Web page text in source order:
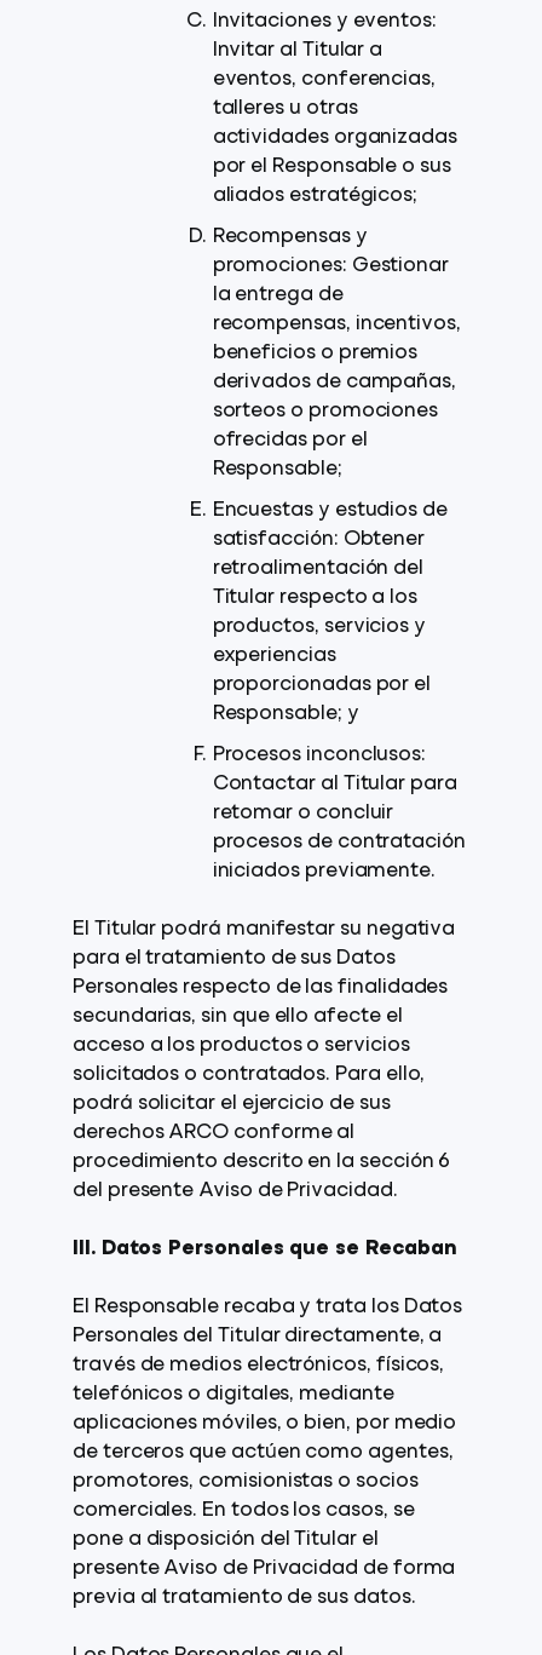
Invitaciones y eventos:
Invitar al Titular a
eventos, conferencias,
talleres u otras
actividades organizadas
por el Responsable o sus
aliados estratégicos;
Recompensas y
promociones: Gestionar
la entrega de
recompensas, incentivos,
beneficios o premios
derivados de campañas,
sorteos o promociones
ofrecidas por el
Responsable;
Encuestas y estudios de
satisfacción: Obtener
retroalimentación del
Titular respecto a los
productos, servicios y
experiencias
proporcionadas por el
Responsable; y
Procesos inconclusos:
Contactar al Titular para
retomar o concluir
procesos de contratación
iniciados previamente.
El Titular podrá manifestar su negativa
para el tratamiento de sus Datos
Personales respecto de las finalidades
secundarias, sin que ello afecte el
acceso a los productos o servicios
solicitados o contratados. Para ello,
podrá solicitar el ejercicio de sus
derechos ARCO conforme al
procedimiento descrito en la sección 6
del presente Aviso de Privacidad.
III. Datos Personales que se Recaban
El Responsable recaba y trata los Datos
Personales del Titular directamente, a
través de medios electrónicos, físicos,
telefónicos o digitales, mediante
aplicaciones móviles, o bien, por medio
de terceros que actúen como agentes,
promotores, comisionistas o socios
comerciales. En todos los casos, se
pone a disposición del Titular el
presente Aviso de Privacidad de forma
previa al tratamiento de sus datos.